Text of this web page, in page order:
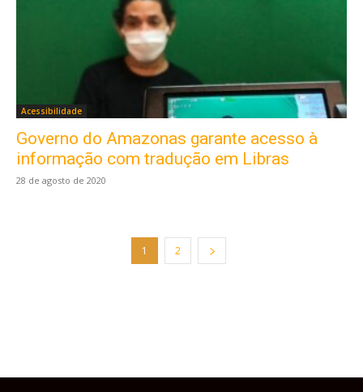
Acessibilidade
Governo do Amazonas garante acesso à
informação com tradução em Libras
28 de agosto de 2020
1 2
obtenha a melhor experiência em nosso site.
Ao usar nosso site você consente cookies.